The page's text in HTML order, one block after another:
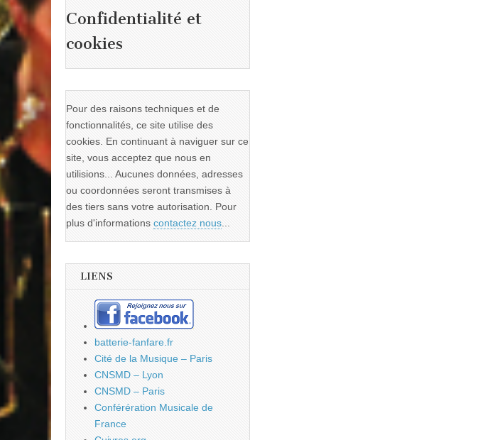
Confidentialité et
cookies
Pour des raisons techniques et de
fonctionnalités, ce site utilise des
cookies. En continuant à naviguer sur ce
site, vous acceptez que nous en
utilisions... Aucunes données, adresses
ou coordonnées seront transmises à
des tiers sans votre autorisation. Pour
plus d'informations contactez nous...
LIENS
batterie-fanfare.fr
Cité de la Musique – Paris
CNSMD – Lyon
CNSMD – Paris
Conférération Musicale de
France